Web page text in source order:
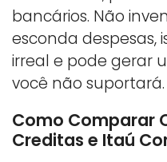
bancários. Não
esconda despesas,
irreal e pode gerar
você não suportará.
Como Comparar
Creditas e Itaú